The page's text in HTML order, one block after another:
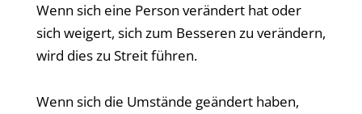
Wenn sich eine Person verändert hat oder
sich weigert, sich zum Besseren zu verändern,
wird dies zu Streit führen.
Wenn sich die Umstände geändert haben,